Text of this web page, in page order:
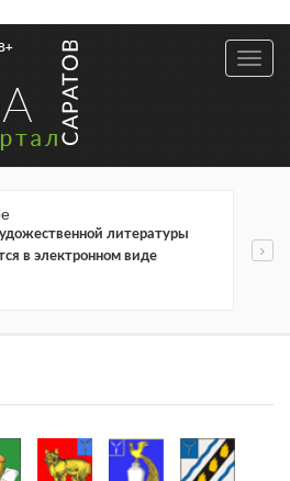
литературы
в электронном виде